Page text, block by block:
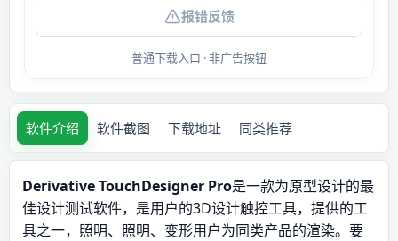
报错反馈
普通下载入口 · 非广告按钮
软件介绍 软件截图 下载地址 同类推荐
Derivative TouchDesigner Pro是一款为原型设计的最
佳设计测试软件，是用户的3D设计触控工具，提供的工
具之一，照明、照明、变形用户为同类产品的渲染。要